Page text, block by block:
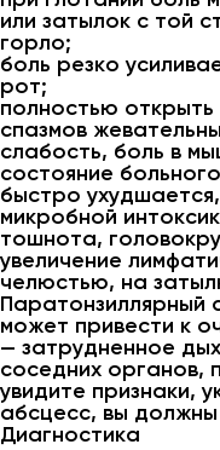
или затылок с той
горло;
боль резко
рот;
полностью
спазмов
слабость, боль в
состояние
быстро
микробной
тошнота,
увеличение
челюстью, на
Паратонзиллярный
может привести к
— затрудненное
соседних органов,
увидите признаки,
абсцесс, вы
Диагностика